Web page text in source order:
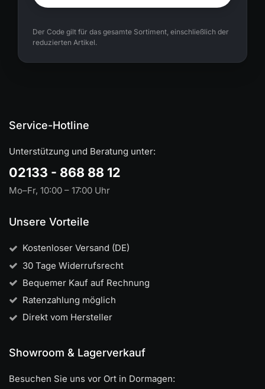
Der Code gilt für das gesamte Sortiment, einschließlich der
reduzierten Artikel.
Service-Hotline
Unterstützung und Beratung unter:
02133 - 868 88 12
Mo–Fr, 10:00 – 17:00 Uhr
Unsere Vorteile
Kostenloser Versand (DE)
30 Tage Widerrufsrecht
Bequemer Kauf auf Rechnung
Ratenzahlung möglich
Direkt vom Hersteller
Showroom & Lagerverkauf
Besuchen Sie uns vor Ort in Dormagen: